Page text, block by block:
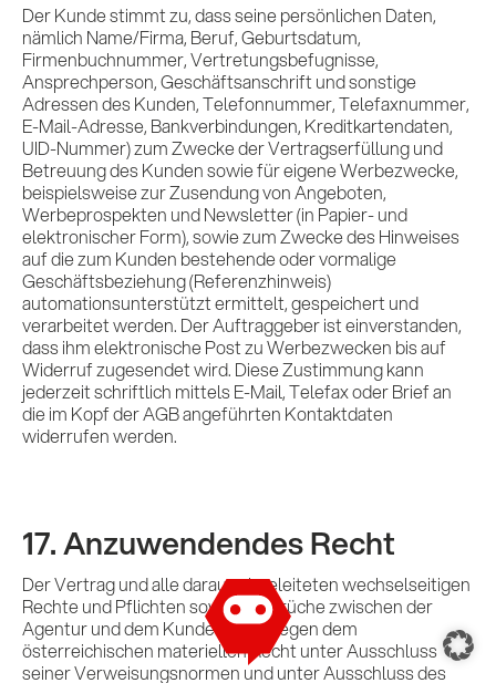
Impressum/Allgemeine Geschäftsbedingungen
Der Kunde stimmt zu, dass seine persönlichen Daten,
nämlich Name/Firma, Beruf, Geburtsdatum,
Firmenbuchnummer, Vertretungsbefugnisse,
Ansprechperson, Geschäftsanschrift und sonstige
Adressen des Kunden, Telefonnummer, Telefaxnummer,
E-Mail-Adresse, Bankverbindungen, Kreditkartendaten,
UID-Nummer) zum Zwecke der Vertragserfüllung und
Betreuung des Kunden sowie für eigene Werbezwecke,
beispielsweise zur Zusendung von Angeboten,
Werbeprospekten und Newsletter (in Papier- und
elektronischer Form), sowie zum Zwecke des Hinweises
auf die zum Kunden bestehende oder vormalige
Geschäftsbeziehung (Referenzhinweis)
automationsunterstützt ermittelt, gespeichert und
verarbeitet werden. Der Auftraggeber ist einverstanden,
dass ihm elektronische Post zu Werbezwecken bis auf
Widerruf zugesendet wird. Diese Zustimmung kann
jederzeit schriftlich mittels E-Mail, Telefax oder Brief an
die im Kopf der AGB angeführten Kontaktdaten
widerrufen werden.
17. Anzuwendendes Recht
Der Vertrag und alle daraus abgeleiteten wechselseitigen
Rechte und Pflichten sowie Ansprüche zwischen der
Agentur und dem Kunden unterliegen dem
österreichischen materiellen Recht unter Ausschluss
seiner Verweisungsnormen und unter Ausschluss des